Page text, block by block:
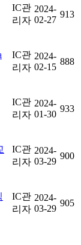
IC관
리자
2024-
02-27
913
IC관
리자
2024-
02-15
888
IC관
리자
2024-
01-30
933
IC관
리자
2024-
03-29
900
IC관
리자
2024-
03-29
905